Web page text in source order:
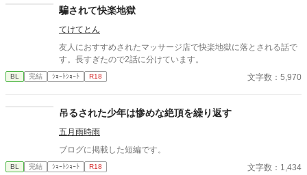
校で繰り広げられるダークファンタジー
騙されて快楽地獄
てけてとん
友人におすすめされたマッサージ店で快楽地獄に落とされる話で
す。長すぎたので2話に分けています。
BL 完結 ｼｮｰﾄｼｮｰﾄ R18 文字数：5,970
吊るされた少年は惨めな絶頂を繰り返す
五月雨時雨
ブログに掲載した短編です。
BL 完結 ｼｮｰﾄｼｮｰﾄ R18 文字数：1,434